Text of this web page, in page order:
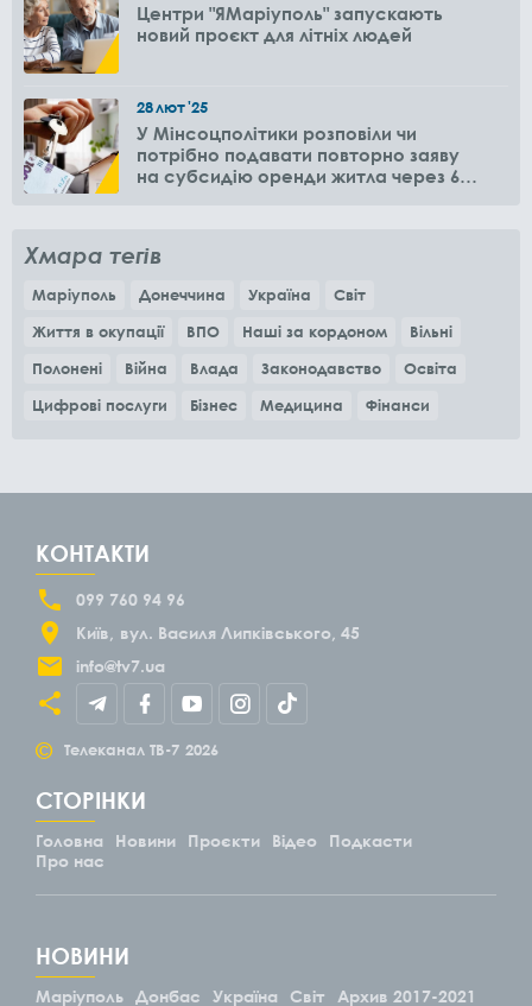
Центри "ЯМаріуполь" запускають
новий проєкт для літніх людей
28лют'25
У Мінсоцполітики розповіли чи
потрібно подавати повторно заяву
на субсидію оренди житла через 6
Хмара тегів
Маріуполь Донеччина Україна
Світ
Життя в окупації
ВПО Наші за кордоном
Вільні
Полонені
Війна Влада Законодавство
Освіта
Цифрові послуги
Бізнес Медицина Фінанси
КОНТАКТИ
099 760 94 96
Київ
вул. Василя Липківського, 45
info@tv7.ua
© Телеканал ТВ-7 2026
СТОРІНКИ
Головна Новини Проєкти Відео
Подкасти
Про нас
НОВИНИ
Маріуполь Донбас Україна Світ Архив 2017-2021